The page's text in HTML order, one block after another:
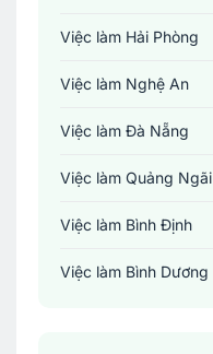
Việc làm Hải Phòng
Việc làm Nghệ An
Việc làm Đà Nẵng
Việc làm Quảng Ngãi
Việc làm Bình Định
Việc làm Bình Dương